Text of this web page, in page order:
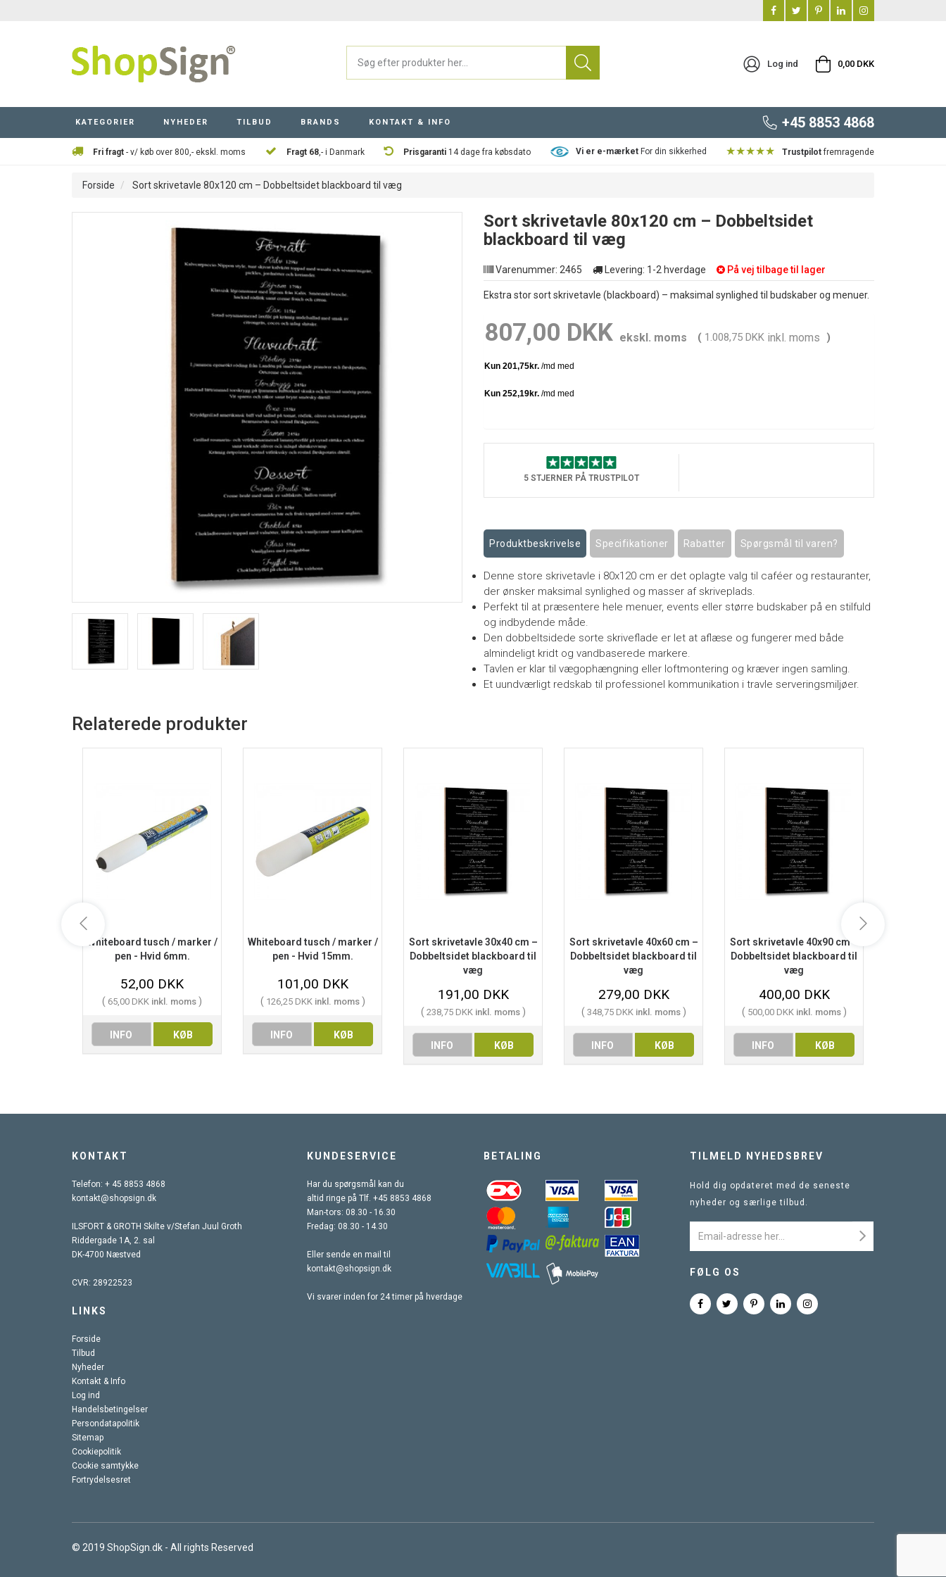
Log ind 0,00 DKK
KATEGORIER NYHEDER TILBUD BRANDS KONTAKT & INFO +45 8853 4868
Fri fragt - v/ køb over 800,- ekskl. moms Fragt 68,- i Danmark Prisgaranti 14 dage fra købsdato Vi er e-mærketFor din sikkerhed ★★★★★ Trustpilotfremragende
Forside Sort skrivetavle 80x120 cm – Dobbeltsidet blackboard til væg
Sort skrivetavle 80x120 cm – Dobbeltsidet
blackboard til væg
Varenummer: 2465 Levering: 1-2 hverdage På vej tilbage til lager
Ekstra stor sort skrivetavle (blackboard) – maksimal synlighed til budskaber og menuer.
807,00 DKK ekskl. moms ( 1.008,75 DKK inkl. moms )
5 STJERNER PÅ TRUSTPILOT
Produktbeskrivelse Specifikationer Rabatter Spørgsmål til varen?
Denne store skrivetavle i 80x120 cm er det oplagte valg til caféer og restauranter,
der ønsker maksimal synlighed og masser af skriveplads.
Perfekt til at præsentere hele menuer, events eller større budskaber på en stilfuld
og indbydende måde.
Den dobbeltsidede sorte skriveflade er let at aflæse og fungerer med både
almindeligt kridt og vandbaserede markere.
Tavlen er klar til vægophængning eller loftmontering og kræver ingen samling.
Et uundværligt redskab til professionel kommunikation i travle serveringsmiljøer.
Relaterede produkter
Whiteboard tusch / marker /
pen - Hvid 6mm.
52,00 DKK
( 65,00 DKK inkl. moms )
INFO KØB
Whiteboard tusch / marker /
pen - Hvid 15mm.
101,00 DKK
( 126,25 DKK inkl. moms )
INFO KØB
Sort skrivetavle 30x40 cm –
Dobbeltsidet blackboard til
væg
191,00 DKK
( 238,75 DKK inkl. moms )
INFO KØB
Sort skrivetavle 40x60 cm –
Dobbeltsidet blackboard til
væg
279,00 DKK
( 348,75 DKK inkl. moms )
INFO KØB
Sort skrivetavle 40x90 cm –
Dobbeltsidet blackboard til
væg
400,00 DKK
( 500,00 DKK inkl. moms )
INFO KØB
KONTAKT
Telefon: + 45 8853 4868
kontakt@shopsign.dk
ILSFORT & GROTH Skilte v/Stefan Juul Groth
Riddergade 1A, 2. sal
DK-4700 Næstved
CVR: 28922523
KUNDESERVICE
Har du spørgsmål kan du
altid ringe på Tlf. +45 8853 4868
Man-tors: 08.30 - 16.30
Fredag: 08.30 - 14.30
Eller sende en mail til
kontakt@shopsign.dk
Vi svarer inden for 24 timer på hverdage
LINKS
Forside
Tilbud
Nyheder
Kontakt & Info
Log ind
Handelsbetingelser
Persondatapolitik
Sitemap
Cookiepolitik
Cookie samtykke
Fortrydelsesret
BETALING TILMELD NYHEDSBREV
Hold dig opdateret med de seneste
nyheder og særlige tilbud.
FØLG OS
© 2019 ShopSign.dk - All rights Reserved